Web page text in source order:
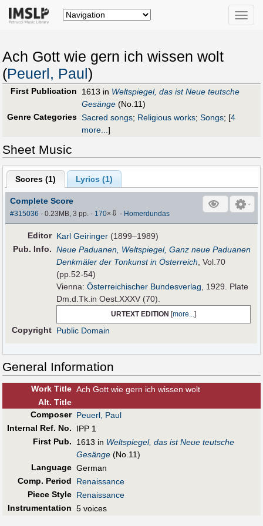
Toggle
Ach Gott wie gern ich wissen wolt
(Peuerl, Paul )
First Publication 1613 in Weltspiegel, das ist Neue teutsche
Gesänge (No.11)
Genre Categories Sacred songs; Religious works; Songs; [4
more...]
Sheet Music
Scores (1) Lyrics (1)
Complete Score
#315036 - 0.23MB, 3 pp.- 170× ⇩ - Homerdundas
Editor Karl Geiringer (1899–1989)
Pub. Info. Neue Paduanen, Weltspiegel, Ganz neue Paduanen
Denkmäler der Tonkunst in Österreich, Vol.70
(pp.52-54)
Vienna:Österreichischer Bundesverlag, 1929. Plate
Dm.d.Tk.in Oest.XXXV (70).
URTEXT EDITION [more...]
Copyright Public Domain
General Information
Work Title Ach Gott wie gern ich wissen wolt
Alt. Title
Composer Peuerl, Paul
Internal Ref. No.
IPP 1
First Pub. 1613 in Weltspiegel, das ist Neue teutsche
Gesänge (No.11)
Language German
Comp. Period
Renaissance
Piece Style Renaissance
Instrumentation 5 voices